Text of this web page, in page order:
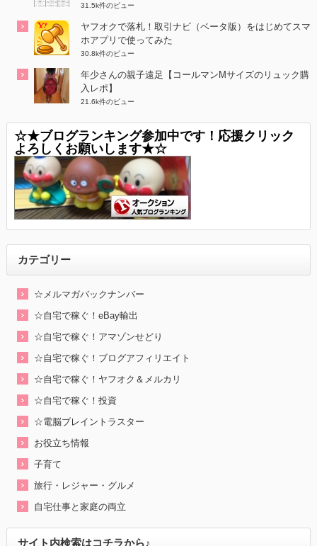
31.5k件のビュー
ヤフオクで落札！取引ナビ（ベータ版）をはじめてスマ
ホアプリで使ってみた
30.8k件のビュー
年少さんの親子遠足【コールマンMサイズのリュック購
入レポ】
21.6k件のビュー
☆★ブログランキング参加中です！応援クリック
よろしくお願いします★☆
カテゴリー
☆メルマガバックナンバー
☆自宅で稼ぐ！eBay輸出
☆自宅で稼ぐ！アマゾンせどり
☆自宅で稼ぐ！ブログアフィリエイト
☆自宅で稼ぐ！ヤフオク＆メルカリ
☆自宅で稼ぐ！投資
☆電脳ブレイントラスター
お役立ち情報
子育て
旅行・レジャー・グルメ
自宅仕事と家庭の両立
サイト内検索はコチラから♪